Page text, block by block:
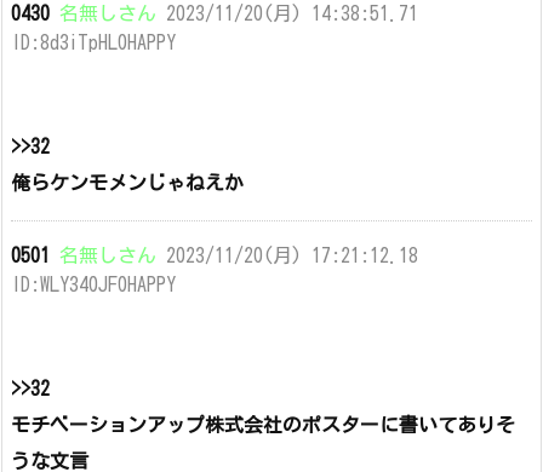
0430 名無しさん 2023/11/20(月) 14:38:51.71
ID:8d3iTpHL0HAPPY
>>32
俺らケンモメンじゃねえか
0501 名無しさん 2023/11/20(月) 17:21:12.18
ID:WLY340JF0HAPPY
>>32
モチベーションアップ株式会社のポスターに書いてありそ
うな文言